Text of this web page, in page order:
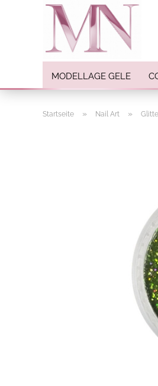
MODELLAGE GELE
Nail
Nail
Nail
3D
Feine
Nail
Startseite » Nail Art »